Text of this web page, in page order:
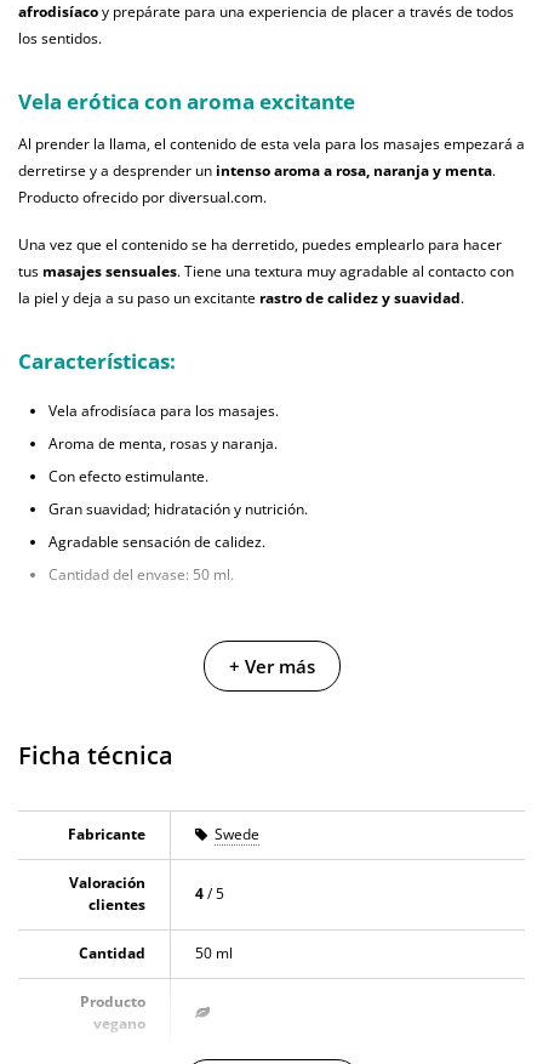
afrodisíacoy prepárate para una experiencia de placer a través de todos
los sentidos.
Vela erótica con aroma excitante
Al prender la llama, el contenido de esta vela para los masajes empezará a
derretirse y a desprender un intenso aroma a rosa, naranja y menta.
Producto ofrecido por diversual.com.
Una vez que el contenido se ha derretido, puedes emplearlo para hacer
tus masajes sensuales. Tiene una textura muy agradable al contacto con
la piel y deja a su paso un excitante rastro de calidez y suavidad.
Características:
Vela afrodisíaca para los masajes.
Aroma de menta, rosas y naranja.
Con efecto estimulante.
Gran suavidad; hidratación y nutrición.
Agradable sensación de calidez.
Cantidad del envase: 50 ml.
+ Ver más
Ficha técnica
Fabricante Swede
Valoración
clientes
4/ 5
Cantidad 50 ml
Producto
vegano